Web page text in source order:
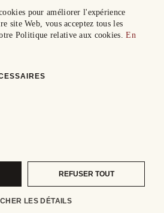
pour améliorer l'expérience
site Web, vous acceptez tous les
Politique relative aux cookies.En
REFUSER TOUT
LES DÉTAILS